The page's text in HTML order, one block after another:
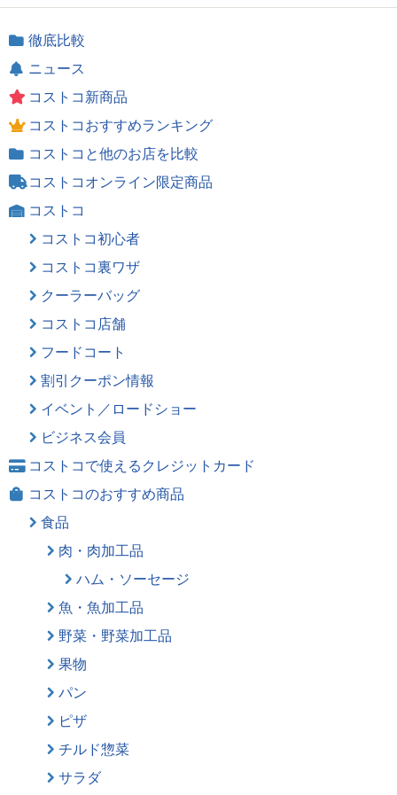
徹底比較
ニュース
コストコ新商品
コストコおすすめランキング
コストコと他のお店を比較
コストコオンライン限定商品
コストコ
コストコ初心者
コストコ裏ワザ
クーラーバッグ
コストコ店舗
フードコート
割引クーポン情報
イベント／ロードショー
ビジネス会員
コストコで使えるクレジットカード
コストコのおすすめ商品
食品
肉・肉加工品
ハム・ソーセージ
魚・魚加工品
野菜・野菜加工品
果物
パン
ピザ
チルド惣菜
サラダ